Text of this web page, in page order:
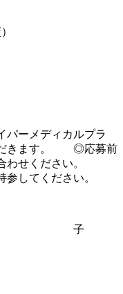
パーメディカルプラ
きます。 ◎応募前
合わせください。
してください。
０００円 子